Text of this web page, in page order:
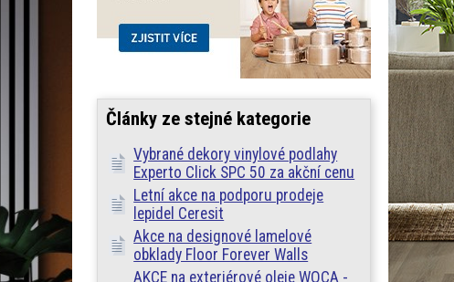
Články ze stejné kategorie
Vybrané dekory vinylové podlahy
Experto Click SPC 50 za akční cenu
Letní akce na podporu prodeje
lepidel Ceresit
Akce na designové lamelové
obklady Floor Forever Walls
AKCE na exteriérové oleje WOCA -